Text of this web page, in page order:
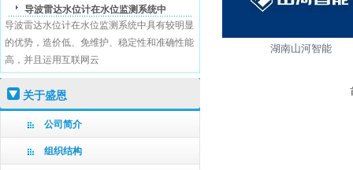
导波雷达水位计在水位监测系统中
导波雷达水位计在水位监测系统中具有较明显
的优势，造价低、免维护、稳定性和准确性能
高，并且运用互联网云
关于盛恩
公司简介
组织结构
湖南山河智能